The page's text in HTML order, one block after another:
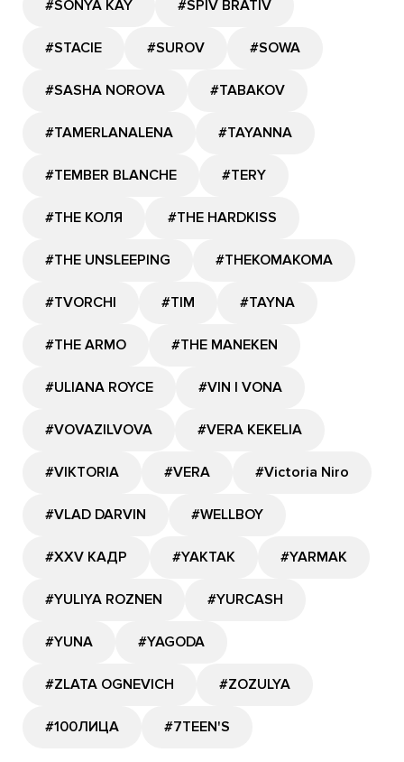
#SONYA KAY #SPIV BRATIV
#STACIE #SUROV #SOWA
#SASHA NOROVA #TABAKOV
#TAMERLANALENA #TAYANNA
#TEMBER BLANCHE #TERY
#THE КОЛЯ #THE HARDKISS
#THE UNSLEEPING #THEKOMAKOMA
#TVORCHI #TIM #TAYNA
#THE ARMO #THE MANEKEN
#ULIANA ROYCE #VIN I VONA
#VOVAZILVOVA #VERA KEKELIA
#VIKTORIA #VERA #Victoria Niro
#VLAD DARVIN #WELLBOY
#XXV КАДР #YAKTAK #YARMAK
#YULIYA ROZNEN #YURCASH
#YUNA #YAGODA
#ZLATA OGNEVICH #ZOZULYA
#100ЛИЦА #7TEEN'S